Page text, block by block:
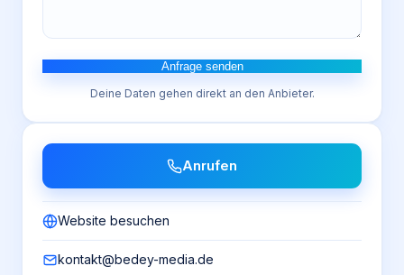
Anfrage senden
Deine Daten gehen direkt an den Anbieter.
Anrufen
Website besuchen
kontakt@bedey-media.de